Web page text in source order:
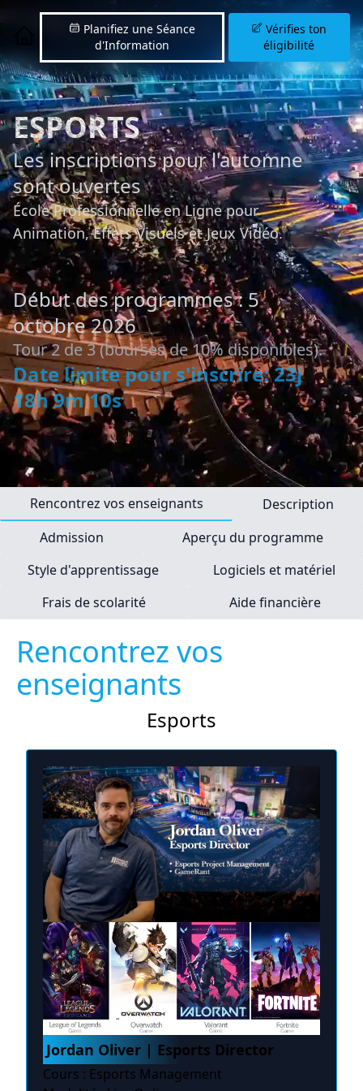
Planifiez une Séance
d'Information
Vérifies ton
éligibilité
ESPORTS
Les inscriptions pour l'automne
sont ouvertes
École Professionnelle en Ligne pour
Animation, Effets Visuels et Jeux Vidéo.
Début des programmes : 5
octobre 2026
Tour 2 de 3 (bourses de 10% disponibles).
Date limite pour s'inscrire: 23j
18h 9m 10s
Rencontrez vos enseignants
Description
Admission
Aperçu du programme
Style d'apprentissage
Logiciels et matériel
Frais de scolarité
Aide financière
Rencontrez vos
enseignants
Esports
Jordan Oliver | Esports Director
Cours : Esports Management